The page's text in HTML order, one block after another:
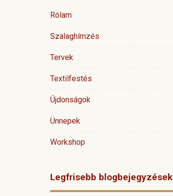
Rólam
Szalaghímzés
Tervek
Textilfestés
Újdonságok
Ünnepek
Workshop
Legfrisebb blogbejegyzések